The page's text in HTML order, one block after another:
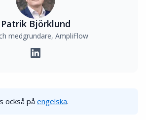
Patrik Björklund
medgrundare, AmpliFlow
också på engelska.